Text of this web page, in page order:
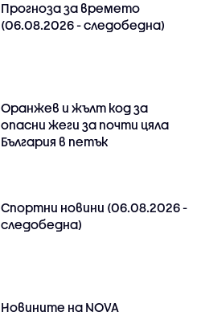
Прогноза за времето
(06.08.2026 - следобедна)
Оранжев и жълт код за
опасни жеги за почти цяла
България в петък
Спортни новини (06.08.2026 -
следобедна)
Новините на NOVA